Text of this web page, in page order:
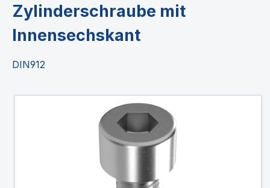
Zylinderschraube mit
Innensechskant
DIN912
Bildergalerie überspringen